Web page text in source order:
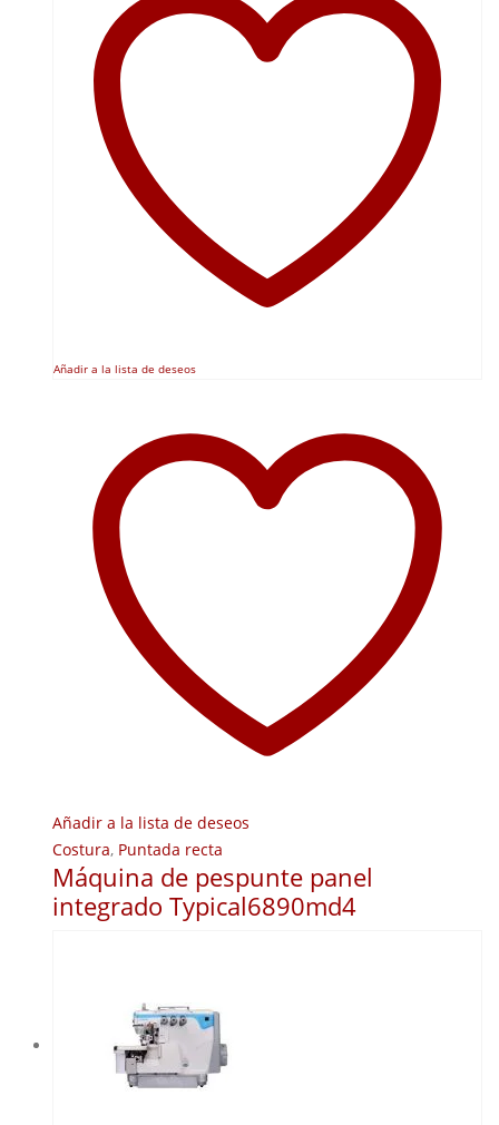
Añadir a la lista de deseos
Añadir a la lista de deseos
Costura, Puntada recta
Máquina de pespunte panel
integrado Typical6890md4